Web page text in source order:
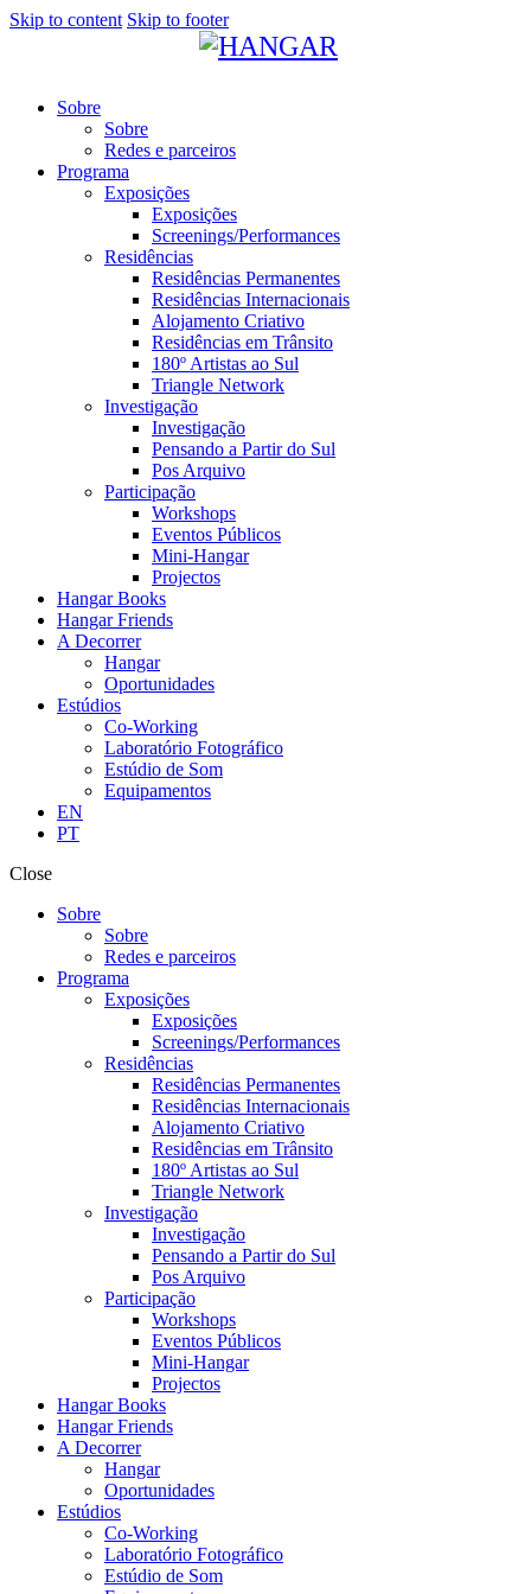
Skip to content Skip to footer
Sobre
Sobre
Redes e parceiros
Programa
Exposições
Exposições
Screenings/Performances
Residências
Residências Permanentes
Residências Internacionais
Alojamento Criativo
Residências em Trânsito
180º Artistas ao Sul
Triangle Network
Investigação
Investigação
Pensando a Partir do Sul
Pos Arquivo
Participação
Workshops
Eventos Públicos
Mini-Hangar
Projectos
Hangar Books
Hangar Friends
A Decorrer
Hangar
Oportunidades
Estúdios
Co-Working
Laboratório Fotográfico
Estúdio de Som
Equipamentos
EN
PT
Close
Sobre
Sobre
Redes e parceiros
Programa
Exposições
Exposições
Screenings/Performances
Residências
Residências Permanentes
Residências Internacionais
Alojamento Criativo
Residências em Trânsito
180º Artistas ao Sul
Triangle Network
Investigação
Investigação
Pensando a Partir do Sul
Pos Arquivo
Participação
Workshops
Eventos Públicos
Mini-Hangar
Projectos
Hangar Books
Hangar Friends
A Decorrer
Hangar
Oportunidades
Estúdios
Co-Working
Laboratório Fotográfico
Estúdio de Som